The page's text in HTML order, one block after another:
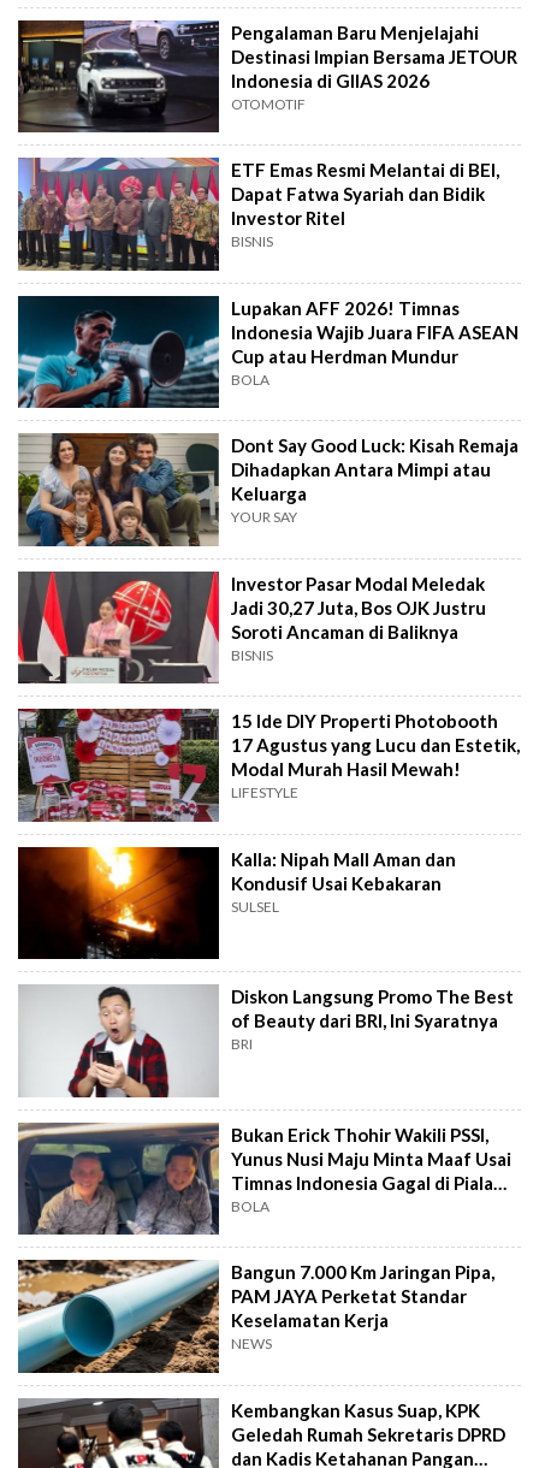
Pengalaman Baru Menjelajahi
Destinasi Impian Bersama JETOUR
Indonesia di GIIAS 2026
OTOMOTIF
ETF Emas Resmi Melantai di BEI,
Dapat Fatwa Syariah dan Bidik
Investor Ritel
BISNIS
Lupakan AFF 2026! Timnas
Indonesia Wajib Juara FIFA ASEAN
Cup atau Herdman Mundur
BOLA
Dont Say Good Luck: Kisah Remaja
Dihadapkan Antara Mimpi atau
Keluarga
YOUR SAY
Investor Pasar Modal Meledak
Jadi 30,27 Juta, Bos OJK Justru
Soroti Ancaman di Baliknya
BISNIS
15 Ide DIY Properti Photobooth
17 Agustus yang Lucu dan Estetik,
Modal Murah Hasil Mewah!
LIFESTYLE
Kalla: Nipah Mall Aman dan
Kondusif Usai Kebakaran
SULSEL
Diskon Langsung Promo The Best
of Beauty dari BRI, Ini Syaratnya
BRI
Bukan Erick Thohir Wakili PSSI,
Yunus Nusi Maju Minta Maaf Usai
Timnas Indonesia Gagal di Piala
AFF
BOLA
Bangun 7.000 Km Jaringan Pipa,
PAM JAYA Perketat Standar
Keselamatan Kerja
NEWS
Kembangkan Kasus Suap, KPK
Geledah Rumah Sekretaris DPRD
dan Kadis Ketahanan Pangan